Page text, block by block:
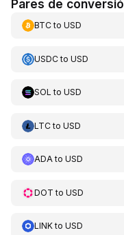
Pares de
BTCto USD
USDCto USD
SOL to USD
LTCto USD
ADAto USD
DOT to USD
LINKto USD